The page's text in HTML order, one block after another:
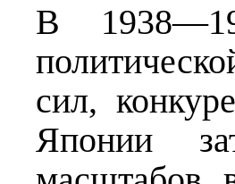
В
сил,
Японии